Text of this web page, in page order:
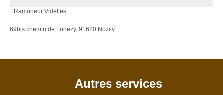
Ramoneur Videlles
69bis chemin de Lunezy, 91620 Nozay
Autres services